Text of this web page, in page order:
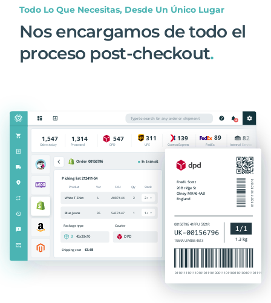
Todo Lo Que Necesitas, Desde Un Único Lugar
Nos encargamos de todo el
proceso post-checkout.